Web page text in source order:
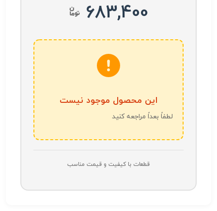
683,400
این محصول موجود نیست
لطفاً بعداً مراجعه کنید
قطعات با کیفیت و قیمت مناسب